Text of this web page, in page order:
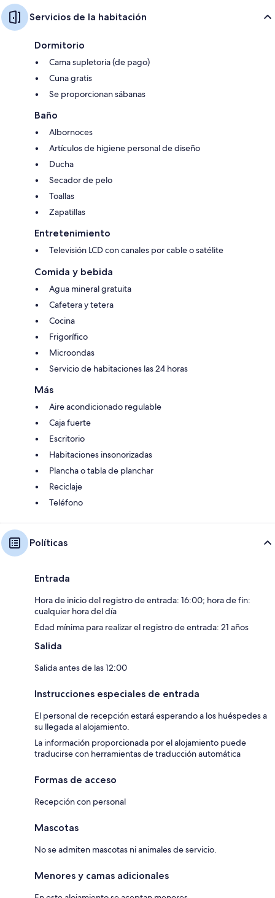
Servicios de la habitación
Dormitorio
Cama supletoria (de pago)
Cuna gratis
Se proporcionan sábanas
Baño
Albornoces
Artículos de higiene personal de diseño
Ducha
Secador de pelo
Toallas
Zapatillas
Entretenimiento
Televisión LCD con canales por cable o satélite
Comida y bebida
Agua mineral gratuita
Cafetera y tetera
Cocina
Frigorífico
Microondas
Servicio de habitaciones las 24 horas
Más
Aire acondicionado regulable
Caja fuerte
Escritorio
Habitaciones insonorizadas
Plancha o tabla de planchar
Reciclaje
Teléfono
Políticas
Entrada
Hora de inicio del registro de entrada: 16:00; hora de fin:
cualquier hora del día
Edad mínima para realizar el registro de entrada: 21 años
Salida
Salida antes de las 12:00
Instrucciones especiales de entrada
El personal de recepción estará esperando a los huéspedes a
su llegada al alojamiento.
La información proporcionada por el alojamiento puede
traducirse con herramientas de traducción automática
Formas de acceso
Recepción con personal
Mascotas
No se admiten mascotas ni animales de servicio.
Menores y camas adicionales